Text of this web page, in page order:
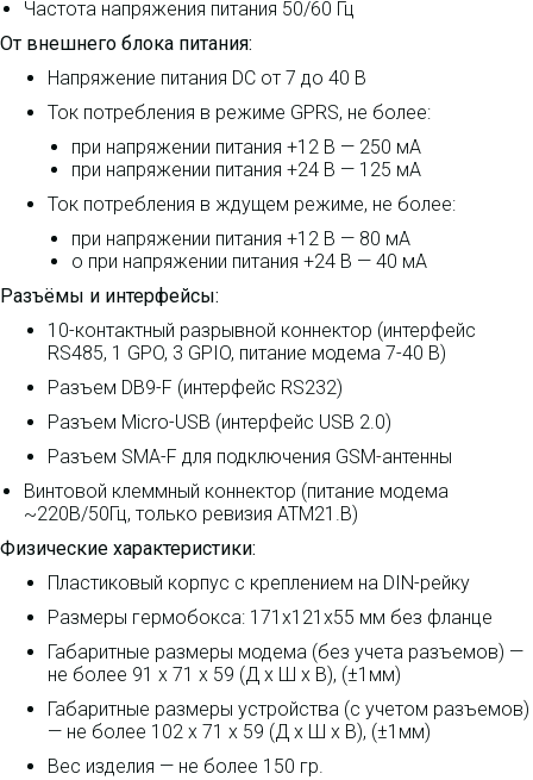
Частота напряжения питания 50/60 Гц
От внешнего блока питания:
Напряжение питания DC от 7 до 40 В
Ток потребления в режиме GPRS, не более:
при напряжении питания +12 В — 250 мА
при напряжении питания +24 В — 125 мА
Ток потребления в ждущем режиме, не более:
при напряжении питания +12 В — 80 мА
o при напряжении питания +24 В — 40 мА
Разъёмы и интерфейсы:
10-контактный разрывной коннектор (интерфейс
RS485, 1 GPO, 3 GPIO, питание модема 7-40 В)
Разъем DB9-F (интерфейс RS232)
Разъем Micro-USB (интерфейс USB 2.0)
Разъем SMA-F для подключения GSM-антенны
Винтовой клеммный коннектор (питание модема
~220В/50Гц, только ревизия ATM21.B)
Физические характеристики:
Пластиковый корпус с креплением на DIN-рейку
Размеры гермобокса: 171x121x55 мм без фланце
Габаритные размеры модема (без учета разъемов) —
не более 91 x 71 x 59 (Д x Ш x В), (±1мм)
Габаритные размеры устройства (с учетом разъемов)
— не более 102 x 71 x 59 (Д x Ш x В), (±1мм)
Вес изделия — не более 150 гр.